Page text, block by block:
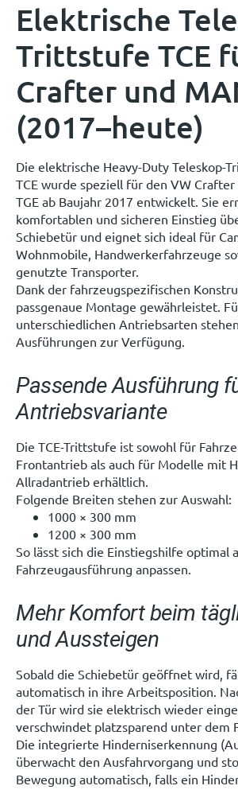
Elektrische
Trittstufe TCE
Crafter und
(2017–heute)
Die elektrische Heavy-Duty Teleskop-
TCE wurde speziell für den VW
TGE ab Baujahr 2017 entwickelt. Sie
komfortablen und sicheren Einstieg
Schiebetür und eignet sich ideal für
Wohnmobile, Handwerkerfahrzeuge
genutzte Transporter.
Dank der fahrzeugspezifischen
passgenaue Montage gewährleistet.
unterschiedlichen Antriebsarten
Ausführungen zur Verfügung.
Passende Ausführung
Antriebsvariante
Die TCE-Trittstufe ist sowohl für
Frontantrieb als auch für Modelle mit
Allradantrieb erhältlich.
Folgende Breiten stehen zur Auswahl:
1000 × 300 mm
1200 × 300 mm
So lässt sich die Einstiegshilfe optimal
Fahrzeugausführung anpassen.
Mehr Komfort beim
und Aussteigen
Sobald die Schiebetür geöffnet wird,
automatisch in ihre Arbeitsposition.
der Tür wird sie elektrisch wieder
verschwindet platzsparend unter dem
Die integrierte Hinderniserkennung
überwacht den Ausfahrvorgang und
Bewegung automatisch, falls ein